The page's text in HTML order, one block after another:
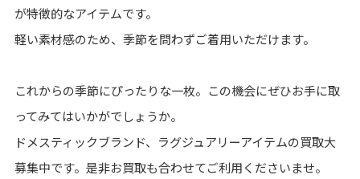
が特徴的なアイテムです。
軽い素材感のため、季節を問わずご着用いただけます。
これからの季節にぴったりな一枚。この機会にぜひお手に取
ってみてはいかがでしょうか。
ドメスティックブランド、ラグジュアリーアイテムの買取大
募集中です。是非お買取も合わせてご利用くださいませ。